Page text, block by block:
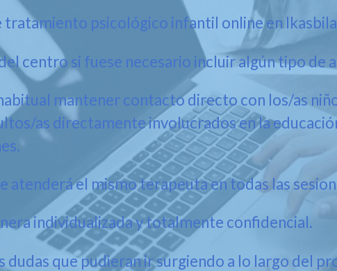
tratamiento psicológico infantil online en
centro si fuese necesario incluir algún tipo de
mantener contacto directo con los/as
as directamente involucrados en la
el mismo terapeuta en todas las
individualizada y totalmente confidencial.
que pudieran ir surgiendo a lo largo del